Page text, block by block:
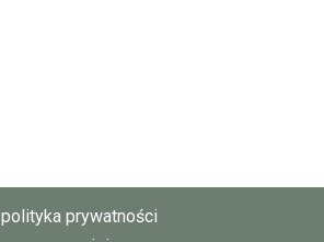
polityka prywatności